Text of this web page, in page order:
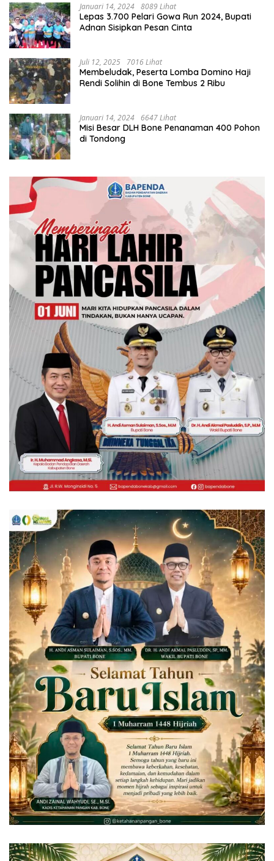
Januari 14, 2024 8089 Lihat
Lepas 3.700 Pelari Gowa Run 2024, Bupati
Adnan Sisipkan Pesan Cinta
Juli 12, 2025 7016 Lihat
Membeludak, Peserta Lomba Domino Haji
Rendi Solihin di Bone Tembus 2 Ribu
Januari 14, 2024 6647 Lihat
Misi Besar DLH Bone Penanaman 400 Pohon
di Tondong